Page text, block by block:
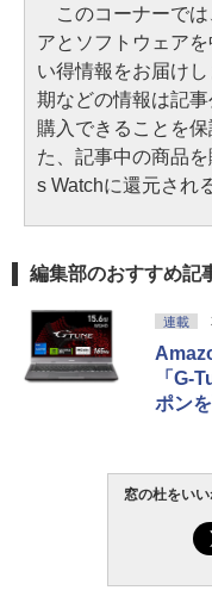
このコーナーでは
アとソフトウェア
い得情報をお届け
期などの情報は記
購入できることを
た、記事中の商品
s Watchに還元され
編集部のおすすめ記
連載
「G-
ポン
窓の杜をい